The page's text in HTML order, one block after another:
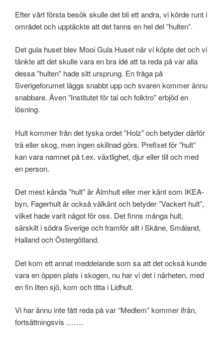
Efter vårt första besök skulle det bli ett andra, vi körde runt i
området och upptäckte att det fanns en hel del ”hulten”.
Det gula huset blev Mooi Gula Huset när vi köpte det och vi
tänkte att det skulle vara en bra idé att ta reda på var alla
dessa ”hulten” hade sitt ursprung. En fråga på
Sverigeforumet läggs snabbt upp och svaren kommer ännu
snabbare. Även ”Institutet för tal och folktro” erbjöd en
lösning.
Hult kommer från det tyska ordet ”Holz” och betyder därför
trä eller skog, men ingen skillnad görs. Prefixet för ”hult”
kan vara namnet på t.ex. växtlighet, djur eller till och med
en person.
Det mest kända ”hult” är Älmhult eller mer känt som IKEA-
byn, Fagerhult är också välkänt och betyder ”Vackert hult”,
vilket hade varit något för oss. Det finns många hult,
särskilt i södra Sverige och framför allt i Skåne, Småland,
Halland och Östergötland.
Det kom ett annat meddelande som sa att det också kunde
vara en öppen plats i skogen, nu har vi det i närheten, med
en fin liten sjö, kom och titta i Lidhult.
Vi har ännu inte fått reda på var “Medlem” kommer ifrån,
fortsättningsvis …….